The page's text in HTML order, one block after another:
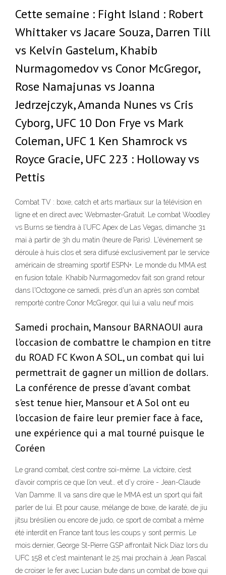
Cette semaine : Fight Island : Robert
Whittaker vs Jacare Souza, Darren Till
vs Kelvin Gastelum, Khabib
Nurmagomedov vs Conor McGregor,
Rose Namajunas vs Joanna
Jedrzejczyk, Amanda Nunes vs Cris
Cyborg, UFC 10 Don Frye vs Mark
Coleman, UFC 1 Ken Shamrock vs
Royce Gracie, UFC 223 : Holloway vs
Pettis
Combat TV : boxe, catch et arts martiaux sur la télévision en
ligne et en direct avec Webmaster-Gratuit. Le combat Woodley
vs Burns se tiendra à l’UFC Apex de Las Vegas, dimanche 31
mai à partir de 3h du matin (heure de Paris). L'événement se
déroule à huis clos et sera diffusé exclusivement par le service
américain de streaming sportif ESPN+. Le monde du MMA est
en fusion totale. Khabib Nurmagomedov fait son grand retour
dans l'Octogone ce samedi, près d'un an après son combat
remporté contre Conor McGregor, qui lui a valu neuf mois
Samedi prochain, Mansour BARNAOUI aura
l'occasion de combattre le champion en titre
du ROAD FC Kwon A SOL, un combat qui lui
permettrait de gagner un million de dollars.
La conférence de presse d'avant combat
s'est tenue hier, Mansour et A Sol ont eu
l'occasion de faire leur premier face à face,
une expérience qui a mal tourné puisque le
Coréen
Le grand combat, c’est contre soi-même. La victoire, c’est
d’avoir compris ce que l’on veut… et d’y croire - Jean-Claude
Van Damme. Il va sans dire que le MMA est un sport qui fait
parler de lui. Et pour cause, mélange de boxe, de karaté, de jiu
jitsu brésilien ou encore de judo, ce sport de combat a même
été interdit en France tant tous les coups y sont permis. Le
mois dernier, George St-Pierre GSP affrontait Nick Diaz lors du
UFC 158 et c'est maintenant le 25 mai prochain à Jean Pascal
de croiser le fer avec Lucian bute dans un combat de boxe qui